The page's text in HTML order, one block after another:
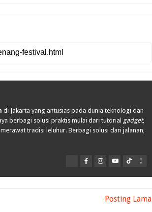
di Jakarta yang antusias pada dunia teknologi dan
berbagi solusi praktis mulai dari tutorial gadget,
tradisi leluhur. Berbagi solusi dari jalanan,
Posting Lama